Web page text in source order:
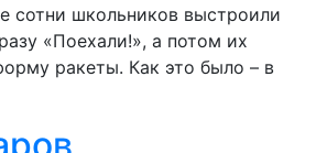
сотни школьников выстроили
«Поехали!», а потом их
ракеты. Как это было – в